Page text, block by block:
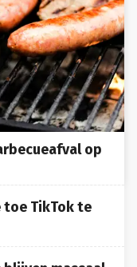
op